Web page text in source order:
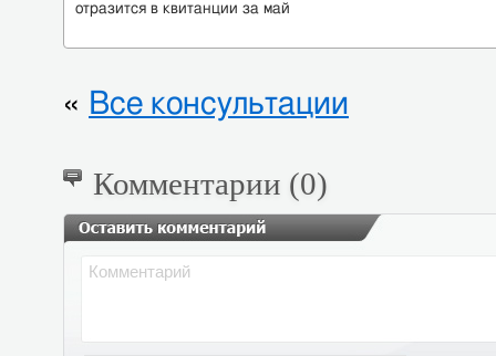
отразится в квитанции за май
« Все консультации
Комментарии (0)